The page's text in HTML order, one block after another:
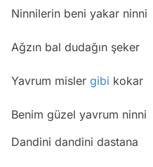
Ninnilerin beni yakar ninni
Ağzın bal dudağın şeker
Yavrum misler gibi kokar
Benim güzel yavrum ninni
Dandini dandini dastana